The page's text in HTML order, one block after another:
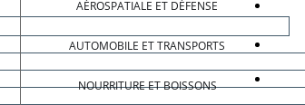
AÉROSPATIALE ET DÉFENSE
AUTOMOBILE ET TRANSPORTS
NOURRITURE ET BOISSONS